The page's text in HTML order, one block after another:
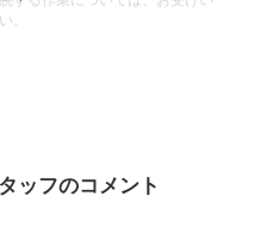
。
ッフのコメント